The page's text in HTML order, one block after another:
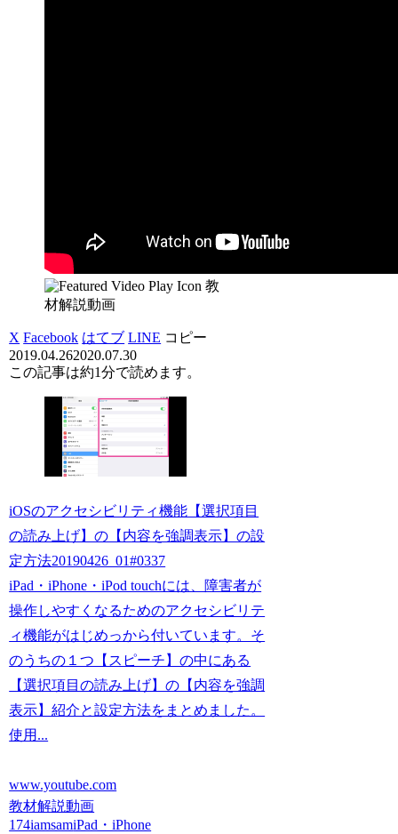
教
材解説動画
X Facebook はてブ LINE コピー
2019.04.262020.07.30
この記事は約1分で読めます。
iOSのアクセシビリティ機能【選択項目
の読み上げ】の【内容を強調表示】の設
定方法20190426_01#0337
iPad・iPhone・iPod touchには、障害者が
操作しやすくなるためのアクセシビリテ
ィ機能がはじめっから付いています。そ
のうちの１つ【スピーチ】の中にある
【選択項目の読み上げ】の【内容を強調
表示】紹介と設定方法をまとめました。
使用...
www.youtube.com
教材解説動画
174iamsamiPad・iPhone